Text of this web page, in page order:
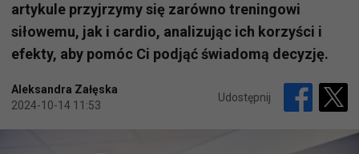
artykule przyjrzymy się zarówno treningowi
siłowemu, jak i cardio, analizując ich korzyści i
efekty, aby pomóc Ci podjąć świadomą decyzję.
Aleksandra Załęska
2024-10-14 11:53
Udostępnij